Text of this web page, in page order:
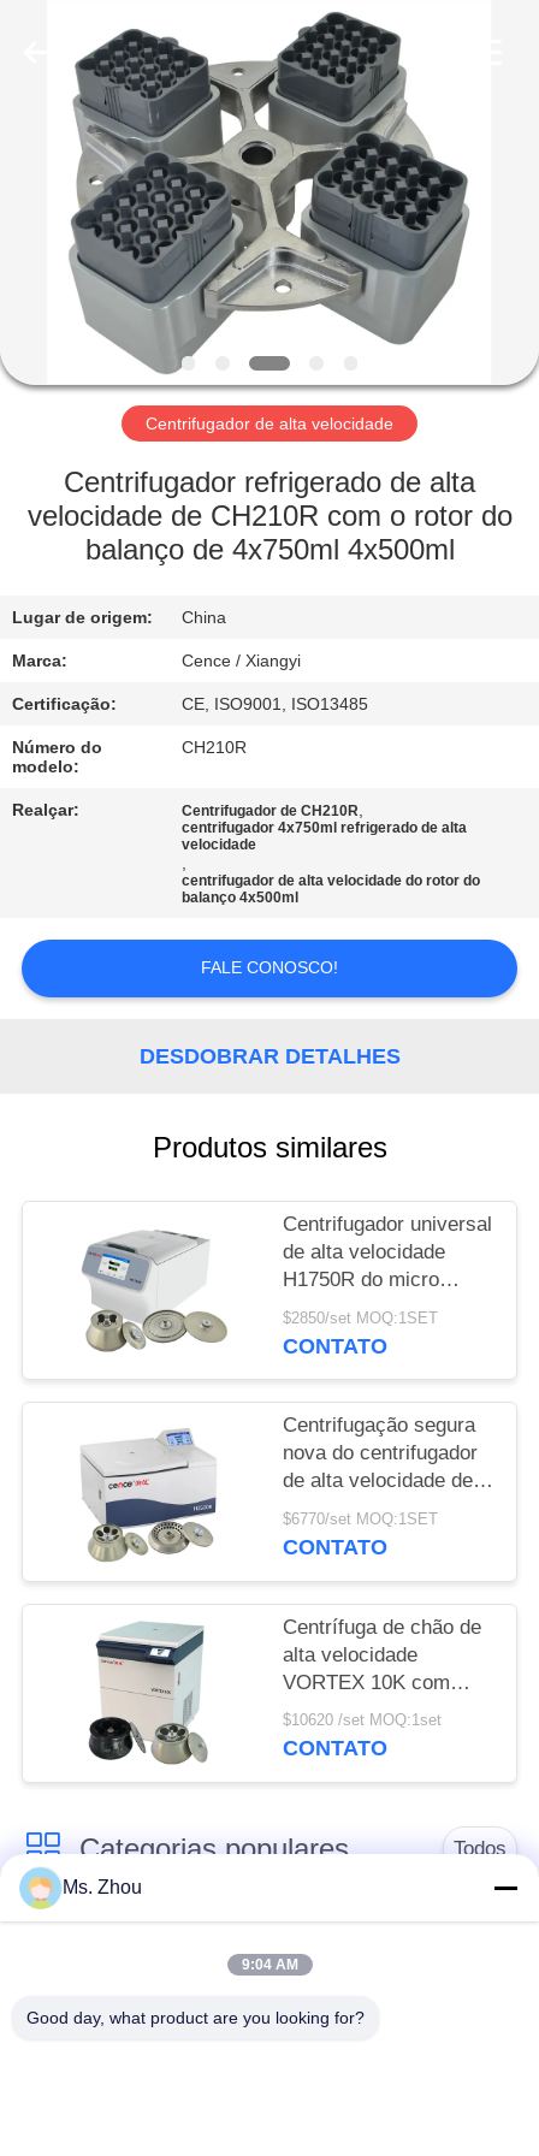
PARA
CASA
PRODUTOS
SOBRE
NÓS
FÁBRICA
DE
QUALIDADE
CONTACTE-
NOS
CASOS
VR
PRIVACY
POLICY
Centrifugador de alta velocidade
Centrifugador refrigerado de alta
velocidade de CH210R com o rotor do
balanço de 4x750ml 4x500ml
Lugar de origem: China
Marca: Cence / Xiangyi
Certificação: CE, ISO9001, ISO13485
Número do
modelo:
CH210R
Realçar: Centrifugador de CH210R,
centrifugador 4x750ml refrigerado de alta
velocidade
,
centrifugador de alta velocidade do rotor do
balanço 4x500ml
FALE CONOSCO!
DESDOBRAR DETALHES
Produtos similares
Centrifugador universal
de alta velocidade
H1750R do micro
centrifugador do tubo
do PCR dos tubos
$2850/set MOQ:1SET
CONTATO
Centrifugação segura
nova do centrifugador
de alta velocidade de
Cence para a biologia
molecular
$6770/set MOQ:1SET
CONTATO
Centrífuga de chão de
alta velocidade
VORTEX 10K com
rotores angulares de
grande capacidade
$10620 /set MOQ:1set
CONTATO
Categorias populares Todos
máquina do
centrifugador
Ms. Zhou
9:04 AM
Good day, what product are you looking for?